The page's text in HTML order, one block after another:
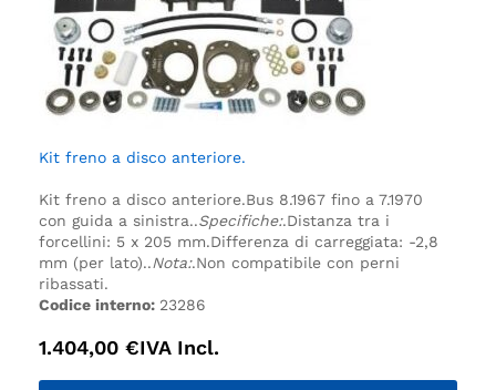
Kit freno a disco anteriore.
Kit freno a disco anteriore.Bus 8.1967 fino a 7.1970
con guida a sinistra..Specifiche:.Distanza tra i
forcellini: 5 x 205 mm.Differenza di carreggiata: -2,8
mm (per lato)..Nota:.Non compatibile con perni
ribassati.
Codice interno: 23286
1.404,00 €IVA Incl.